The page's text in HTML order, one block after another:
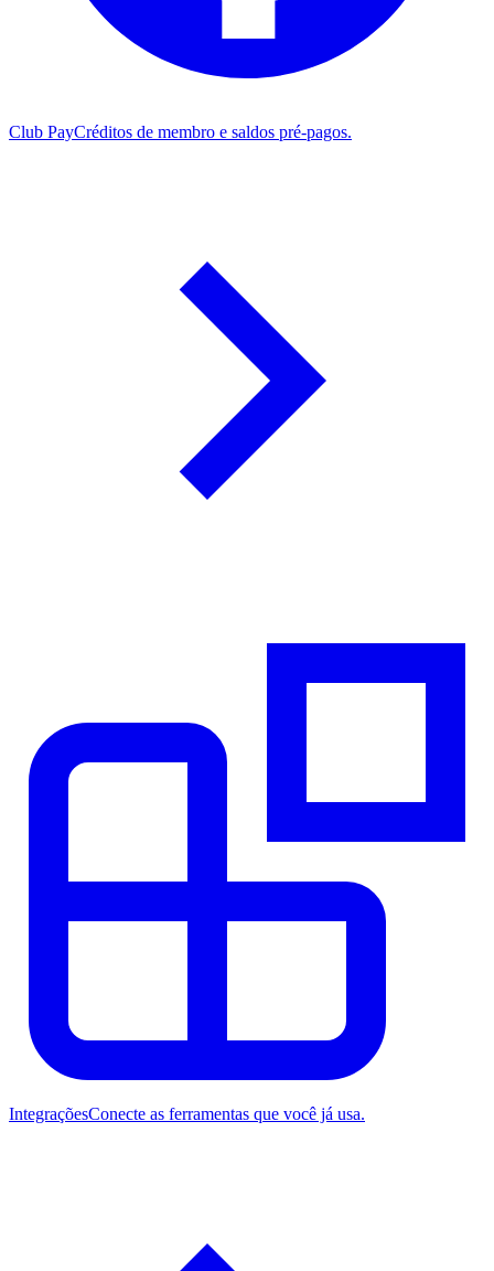
Club PayCréditos de membro e saldos pré-pagos.
IntegraçõesConecte as ferramentas que você já usa.